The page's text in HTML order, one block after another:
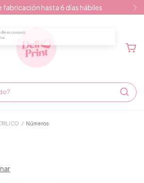
fabricación hasta 6 días hábiles
/ Números